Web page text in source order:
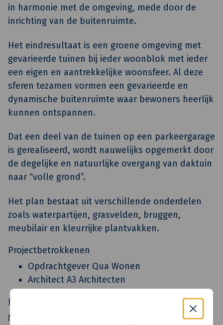
in harmonie met de omgeving, mede door de
inrichting van de buitenruimte.
Het eindresultaat is een groene omgeving met
gevarieerde tuinen bij ieder woonblok met ieder
een eigen en aantrekkelijke woonsfeer. Al deze
sferen tezamen vormen een gevarieerde en
dynamische buitenruimte waar bewoners heerlijk
kunnen ontspannen.
Dat een deel van de tuinen op een parkeergarage
is gerealiseerd, wordt nauwelijks opgemerkt door
de degelijke en natuurlijke overgang van daktuin
naar “volle grond”.
Het plan bestaat uit verschillende onderdelen
zoals waterpartijen, grasvelden, bruggen,
meubilair en kleurrijke plantvakken.
Projectbetrokkenen
Opdrachtgever Qua Wonen
Architect A3 Architecten
Rol Adriaan van Erk
Mede verantwoordelijk voor ontwikkelen en